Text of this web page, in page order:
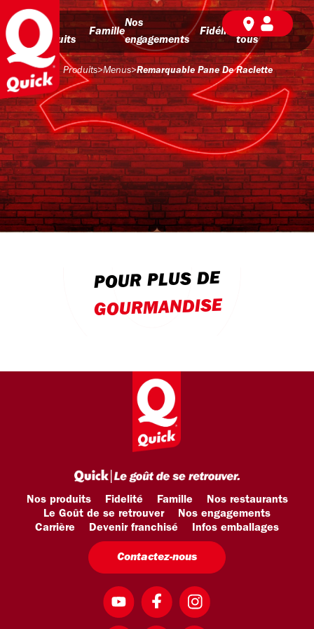
Nos
produits
Famille
Nos
engagements
Fidélité
BD pour
tous
Produits>Menus>Remarquable Pane De Raclette
POUR PLUS DE
GOURMANDISE
Nos produits Fidelité Famille
Nos restaurants
Le Goût de se retrouver
Nos engagements
Carrière
Devenir franchisé Infos emballages
Contactez-nous